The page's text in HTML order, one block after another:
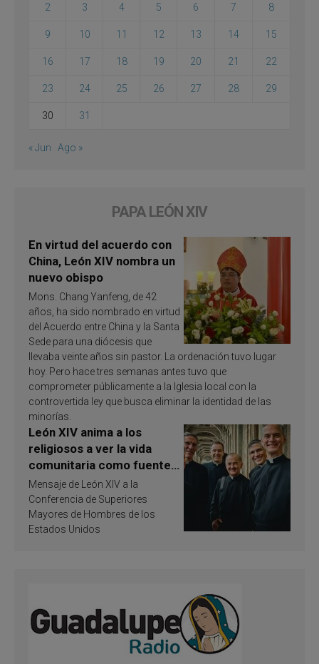
2 3 4 5 6 7 8
9 10 11 12 13 14 15
16 17 18 19 20 21 22
23 24 25 26 27 28 29
30 31
« Jun Ago »
PAPA LEÓN XIV
En virtud del acuerdo con
China, León XIV nombra un
nuevo obispo
Mons. Chang Yanfeng, de 42
años, ha sido nombrado en virtud
del Acuerdo entre China y la Santa
Sede para una diócesis que
llevaba veinte años sin pastor. La ordenación tuvo lugar
hoy. Pero hace tres semanas antes tuvo que
comprometer públicamente a la Iglesia local con la
controvertida ley que busca eliminar la identidad de las
minorías.
León XIV anima a los
religiosos a ver la vida
comunitaria como fuente
de inspiración y
santificación
Mensaje de León XIV a la
Conferencia de Superiores
Mayores de Hombres de los
Estados Unidos